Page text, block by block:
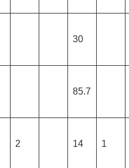
30
85.7
2 14 1